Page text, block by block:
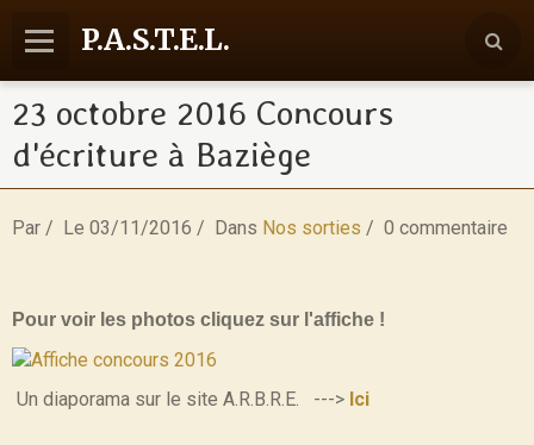
P.A.S.T.E.L.
Accueil
Agenda
Contact
23 octobre 2016 Concours
d'écriture à Baziège
Par Le 03/11/2016 Dans Nos sorties 0 commentaire
Pour voir les photos cliquez sur l'affiche !
Un diaporama sur le site A.R.B.R.E. ---> Ici